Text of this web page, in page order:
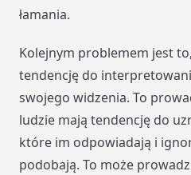
łamania.
Kolejnym problemem jest
tendencję do
swojego widzenia. To
ludzie mają tendencję do
które im odpowiadają i
podobają. To może